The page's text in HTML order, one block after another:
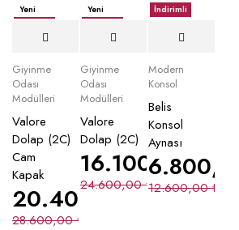
Yeni
Giyinme
Odası
Modülleri
Valore
Dolap (2C)
Cam
Kapak
28.600,00₺
20.400,00₺
Yeni
Giyinme
Odası
Modülleri
Valore
Dolap (2C)
24.600,00₺
16.100,00₺
İndirimli
Modern
Konsol
Belis
Konsol
Aynası
12.600,00₺
6.800,00